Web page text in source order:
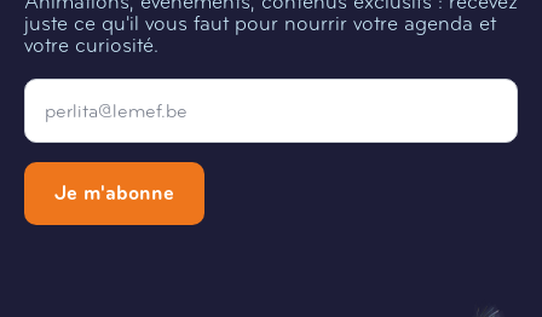
juste ce qu'il vous faut pour nourrir votre agenda et
votre curiosité.
Email
Je m'abonne